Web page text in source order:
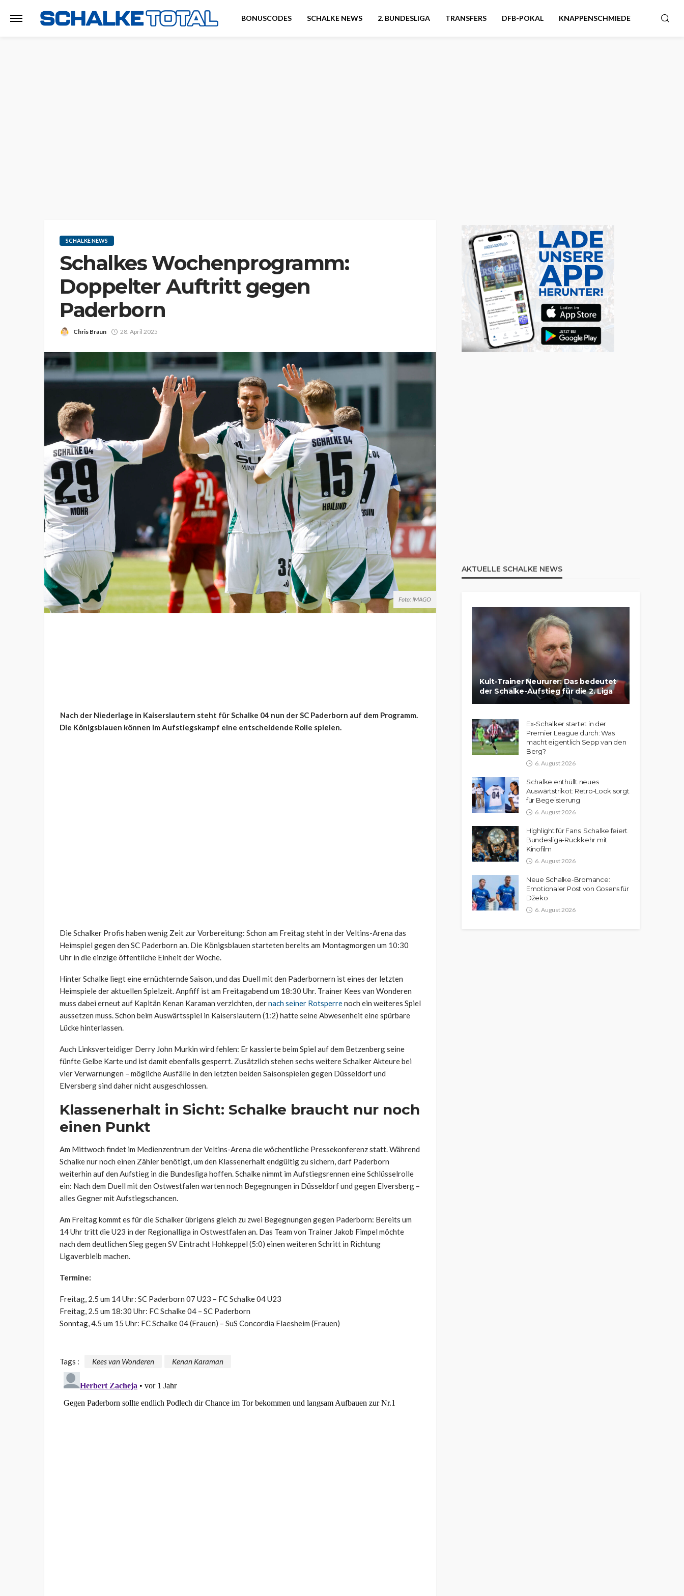
BONUSCODES SCHALKE NEWS 2. BUNDESLIGA TRANSFERS DFB-POKAL KNAPPENSCHMIEDE
SCHALKE NEWS
Schalkes Wochenprogramm:
Doppelter Auftritt gegen
Paderborn
Chris Braun 28. April 2025
Foto: IMAGO
Nach der Niederlage in Kaiserslautern steht für Schalke 04 nun der SC Paderborn auf dem Programm.
Die Königsblauen können im Aufstiegskampf eine entscheidende Rolle spielen.
Die Schalker Profis haben wenig Zeit zur Vorbereitung: Schon am Freitag steht in der Veltins-Arena das
Heimspiel gegen den SC Paderborn an. Die Königsblauen starteten bereits am Montagmorgen um 10:30
Uhr in die einzige öffentliche Einheit der Woche.
Hinter Schalke liegt eine ernüchternde Saison, und das Duell mit den Paderbornern ist eines der letzten
Heimspiele der aktuellen Spielzeit. Anpfiff ist am Freitagabend um 18:30 Uhr. Trainer Kees van Wonderen
muss dabei erneut auf Kapitän Kenan Karaman verzichten, dernach seiner Rotsperrenoch ein weiteres Spiel
aussetzen muss. Schon beim Auswärtsspiel in Kaiserslautern (1:2) hatte seine Abwesenheit eine spürbare
Lücke hinterlassen.
Auch Linksverteidiger Derry John Murkin wird fehlen: Er kassierte beim Spiel auf dem Betzenberg seine
fünfte Gelbe Karte und ist damit ebenfalls gesperrt. Zusätzlich stehen sechs weitere Schalker Akteure bei
vier Verwarnungen – mögliche Ausfälle in den letzten beiden Saisonspielen gegen Düsseldorf und
Elversberg sind daher nicht ausgeschlossen.
Klassenerhalt in Sicht: Schalke braucht nur noch
einen Punkt
Am Mittwoch findet im Medienzentrum der Veltins-Arena die wöchentliche Pressekonferenz statt. Während
Schalke nur noch einen Zähler benötigt, um den Klassenerhalt endgültig zu sichern, darf Paderborn
weiterhin auf den Aufstieg in die Bundesliga hoffen. Schalke nimmt im Aufstiegsrennen eine Schlüsselrolle
ein: Nach dem Duell mit den Ostwestfalen warten noch Begegnungen in Düsseldorf und gegen Elversberg –
alles Gegner mit Aufstiegschancen.
Am Freitag kommt es für die Schalker übrigens gleich zu zwei Begegnungen gegen Paderborn: Bereits um
14 Uhr tritt die U23 in der Regionalliga in Ostwestfalen an. Das Team von Trainer Jakob Fimpel möchte
nach dem deutlichen Sieg gegen SV Eintracht Hohkeppel (5:0) einen weiteren Schritt in Richtung
Ligaverbleib machen.
Termine:
Freitag, 2.5 um 14 Uhr: SC Paderborn 07 U23 – FC Schalke 04 U23
Freitag, 2.5 um 18:30 Uhr: FC Schalke 04 – SC Paderborn
Sonntag, 4.5 um 15 Uhr: FC Schalke 04 (Frauen) – SuS Concordia Flaesheim (Frauen)
Tags : Kees van Wonderen Kenan Karaman
AKTUELLE SCHALKE NEWS
Kult-Trainer Neururer: Das bedeutet
der Schalke-Aufstieg für die 2. Liga
Ex-Schalker startet in der
Premier League durch: Was
macht eigentlich Sepp van den
Berg?
6. August 2026
Schalke enthüllt neues
Auswärtstrikot: Retro-Look sorgt
für Begeisterung
6. August 2026
Highlight für Fans: Schalke feiert
Bundesliga-Rückkehr mit
Kinofilm
6. August 2026
Neue Schalke-Bromance:
Emotionaler Post von Gosens für
Džeko
6. August 2026